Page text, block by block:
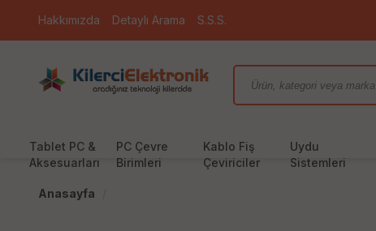
Hakkımızda Detaylı Arama S.S.S.
Tablet PC &
Aksesuarları
PC Çevre
Birimleri
Kablo Fiş
Çeviriciler
Uydu
Sistemleri
Anasayfa